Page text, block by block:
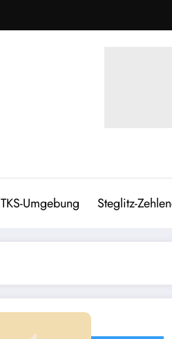
TKS-Umgebung Steglitz-